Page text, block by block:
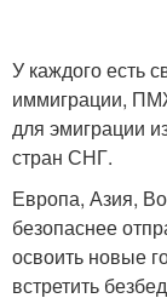
У каждого есть
иммиграции,
для эмиграции
стран СНГ.
Европа, Азия,
безопаснее
освоить новые
встретить